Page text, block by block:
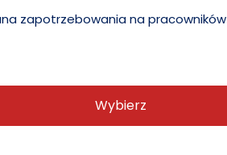
zapotrzebowania na pracowników
Wybierz